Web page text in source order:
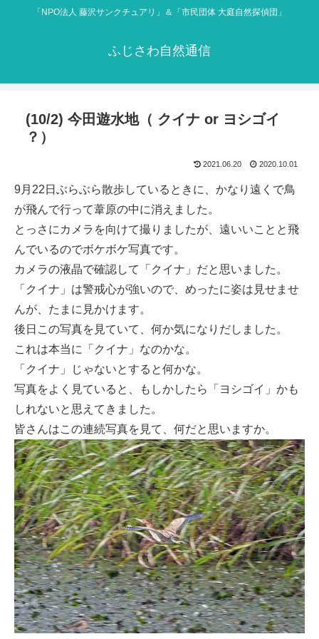
「NPO法人 藤沢サンクチュアリ」＆「市民団体 大庭自然探偵団」
ふじさわ自然通信
(10/2) 今田遊水地（ クイナ or ヨシゴイ
？）
2021.06.20 2020.10.01
9月22日ぶらぶら散歩しているときに、かなり遠くで鳥
が飛んで行って葦原の中に消えました。
とっさにカメラを向けて撮りましたが、遠いいことと飛
んでいるのでボケボケ写真です。
カメラの液晶で確認して「クイナ」だと思いました。
「クイナ」は警戒心が強いので、めったに姿は見せませ
んが、たまに見かけます。
後日この写真を見ていて、何か気になりだしました。
これは本当に「クイナ」なのかな。
「クイナ」じゃないとすると何かな。
写真をよく見ていると、もしかしたら「ヨシゴイ」かも
しれないと思えてきました。
皆さんはこの連続写真を見て、何だと思いますか。